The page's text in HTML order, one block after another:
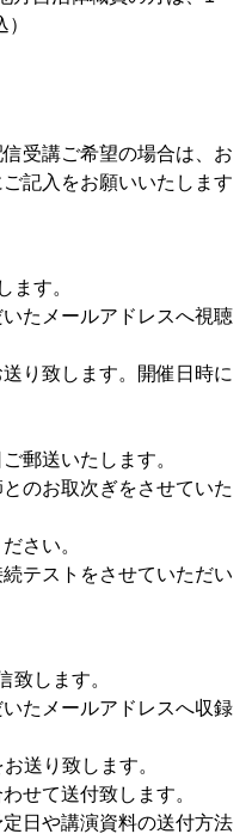
受講ご希望の場合は、お
記入をお願いいたします
ます。
たメールアドレスへ視聴
致します。開催日時に
郵送いたします。
お取次ぎをさせていた
さい。
テストをさせていただい
致します。
たメールアドレスへ収録
り致します。
て送付致します。
や講演資料の送付方法